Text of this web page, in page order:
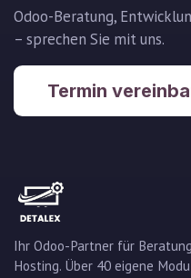
Odoo-Beratung,
– sprechen Sie mit uns.
Termin
Ihr Odoo-Partner für
Hosting. Über 40 eigene